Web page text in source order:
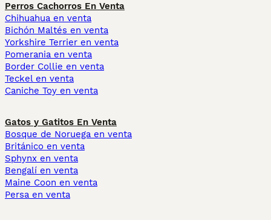
Perros Cachorros En Venta
Chihuahua en venta
Bichón Maltés en venta
Yorkshire Terrier en venta
Pomerania en venta
Border Collie en venta
Teckel en venta
Caniche Toy en venta
Gatos y Gatitos En Venta
Bosque de Noruega en venta
Británico en venta
Sphynx en venta
Bengalí en venta
Maine Coon en venta
Persa en venta